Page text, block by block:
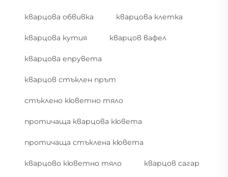
кварцова обвивка кварцова клетка
кварцова кутия кварцов вафел
кварцова епрувета
кварцов стъклен прът
стъклено кюветно тяло
протичаща кварцова кювета
протичаща стъклена кювета
кварцово кюветно тяло кварцов сагар